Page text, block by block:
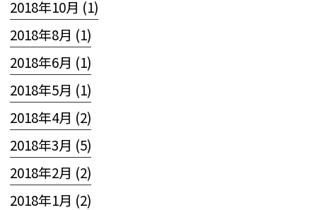
2018年10月 (1)
2018年8月 (1)
2018年6月 (1)
2018年5月 (1)
2018年4月 (2)
2018年3月 (5)
2018年2月 (2)
2018年1月 (2)